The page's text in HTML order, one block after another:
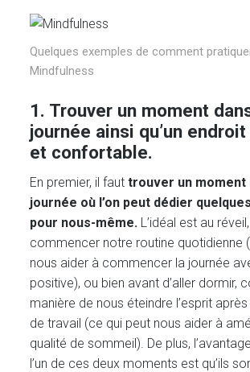
Quelques exemples de comment
Mindfulness
1. Trouver un moment
journée ainsi qu’un
et confortable.
En premier, il fauttrouver un moment
journée où l’on peut dédier
pour nous-même. L’idéal est au
commencer notre routine quotidienne
nous aider à commencer la journée
positive), ou bien avant d’aller dormir,
manière de nous éteindre l’esprit
de travail (ce qui peut nous aider à
qualité de sommeil). De plus,
l’un de ces deux moments est qu’ils